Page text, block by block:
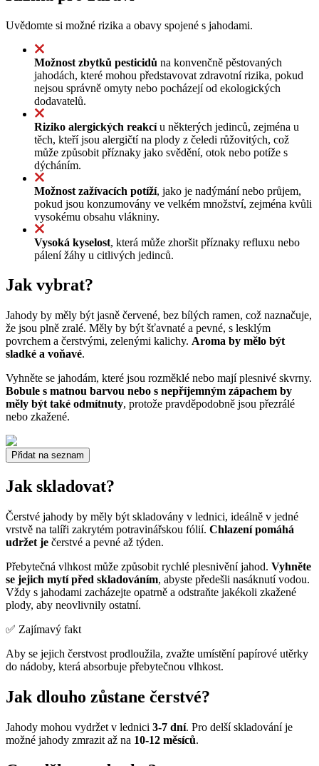
Uvědomte si možné rizika a obavy spojené s jahodami.
Možnost zbytků pesticidů na konvenčně pěstovaných
jahodách, které mohou představovat zdravotní rizika, pokud
nejsou správně omyty nebo pocházejí od ekologických
dodavatelů.
Riziko alergických reakcíu některých jedinců, zejména u
těch, kteří jsou alergičtí na plody z čeledi růžovitých, což
může způsobit příznaky jako svědění, otok nebo potíže s
dýcháním.
Možnost zažívacích potíží, jako je nadýmání nebo průjem,
pokud jsou konzumovány ve velkém množství, zejména kvůli
vysokému obsahu vlákniny.
Vysoká kyselost, která může zhoršit příznaky refluxu nebo
pálení žáhy u citlivých jedinců.
Jak vybrat?
Jahody by měly být jasně červené, bez bílých ramen, což naznačuje,
že jsou plně zralé. Měly by být šťavnaté a pevné, s lesklým
povrchem a čerstvými, zelenými kalichy. Aroma by mělo být
sladké a voňavé.
Vyhněte se jahodám, které jsou rozměklé nebo mají plesnivé skvrny.
Bobule s matnou barvou nebo s nepříjemným zápachem by
měly být také odmítnuty, protože pravděpodobně jsou přezrálé
nebo zkažené.
Přidat na seznam
Jak skladovat?
Čerstvé jahody by měly být skladovány v lednici, ideálně v jedné
vrstvě na talíři zakrytém potravinářskou fólií. Chlazení pomáhá
udržet je čerstvé a pevné až týden.
Přebytečná vlhkost může způsobit rychlé plesnivění jahod. Vyhněte
se jejich mytí před skladováním, abyste předešli nasáknutí vodou.
Vždy s jahodami zacházejte opatrně a odstraňte jakékoli zkažené
plody, aby neovlivnily ostatní.
✅ Zajímavý fakt
Aby se jejich čerstvost prodloužila, zvažte umístění papírové utěrky
do nádoby, která absorbuje přebytečnou vlhkost.
Jak dlouho zůstane čerstvé?
Jahody mohou vydržet v lednici 3-7 dní. Pro delší skladování je
možné jahody zmrazit až na 10-12 měsíců.